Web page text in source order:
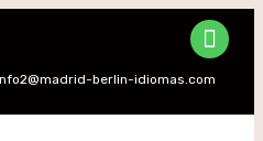
berlin-idiomas.com